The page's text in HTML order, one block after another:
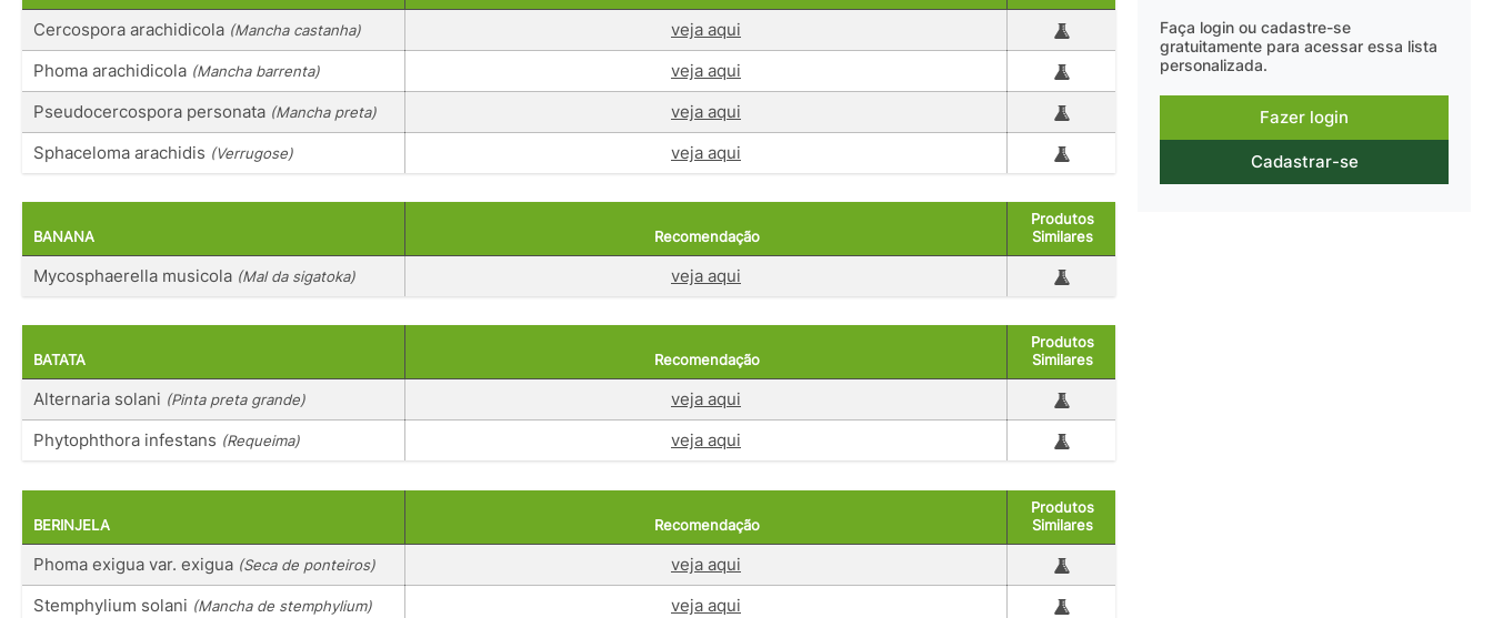
Cercospora arachidicola (Mancha castanha)
veja aqui
Phoma arachidicola (Mancha barrenta)
veja aqui
Pseudocercospora personata (Mancha preta)
veja aqui
Sphaceloma arachidis (Verrugose) veja aqui
BANANA Recomendação
Produtos
Similares
Mycosphaerella musicola (Mal da sigatoka) veja aqui
BATATA Recomendação
Produtos
Similares
Alternaria solani (Pinta preta grande)
veja aqui
Phytophthora infestans (Requeima) veja aqui
BERINJELA Recomendação
Produtos
Similares
Phoma exigua var. exigua (Seca de ponteiros)
veja aqui
Stemphylium solani (Mancha de stemphylium) veja aqui
Faça login ou cadastre-se
gratuitamente para acessar essa lista
personalizada.
Fazer login
Cadastrar-se